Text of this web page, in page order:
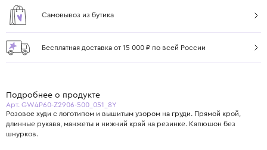
Самовывоз из бутика
Бесплатная доставка от 15 000 ₽ по всей России
Подробнее о продукте
Арт. GW4P60-Z2906-500_051_8Y
Розовое худи с логотипом и вышитым узором на груди. Прямой крой,
длинные рукава, манжеты и нижний край на резинке. Капюшон без
шнурков.